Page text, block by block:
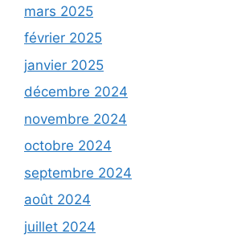
mars 2025
février 2025
janvier 2025
décembre 2024
novembre 2024
octobre 2024
septembre 2024
août 2024
juillet 2024